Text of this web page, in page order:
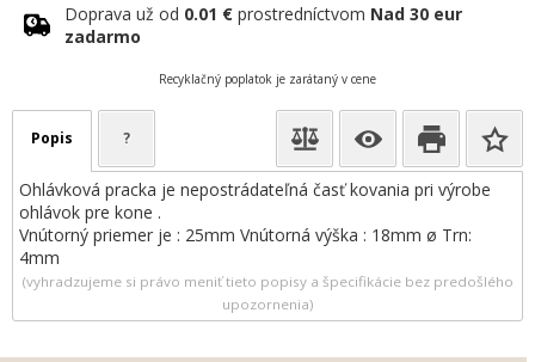
Doprava už od 0.01 € prostredníctvom Nad 30 eur
zadarmo
Recyklačný poplatok je zarátaný v cene
Popis ?
Ohlávková pracka je nepostrádateľná časť kovania pri výrobe
ohlávok pre kone .
Vnútorný priemer je : 25mm Vnútorná výška : 18mm ø Trn:
4mm
(vyhradzujeme si právo meniť tieto popisy a špecifikácie bez predošlého
upozornenia)